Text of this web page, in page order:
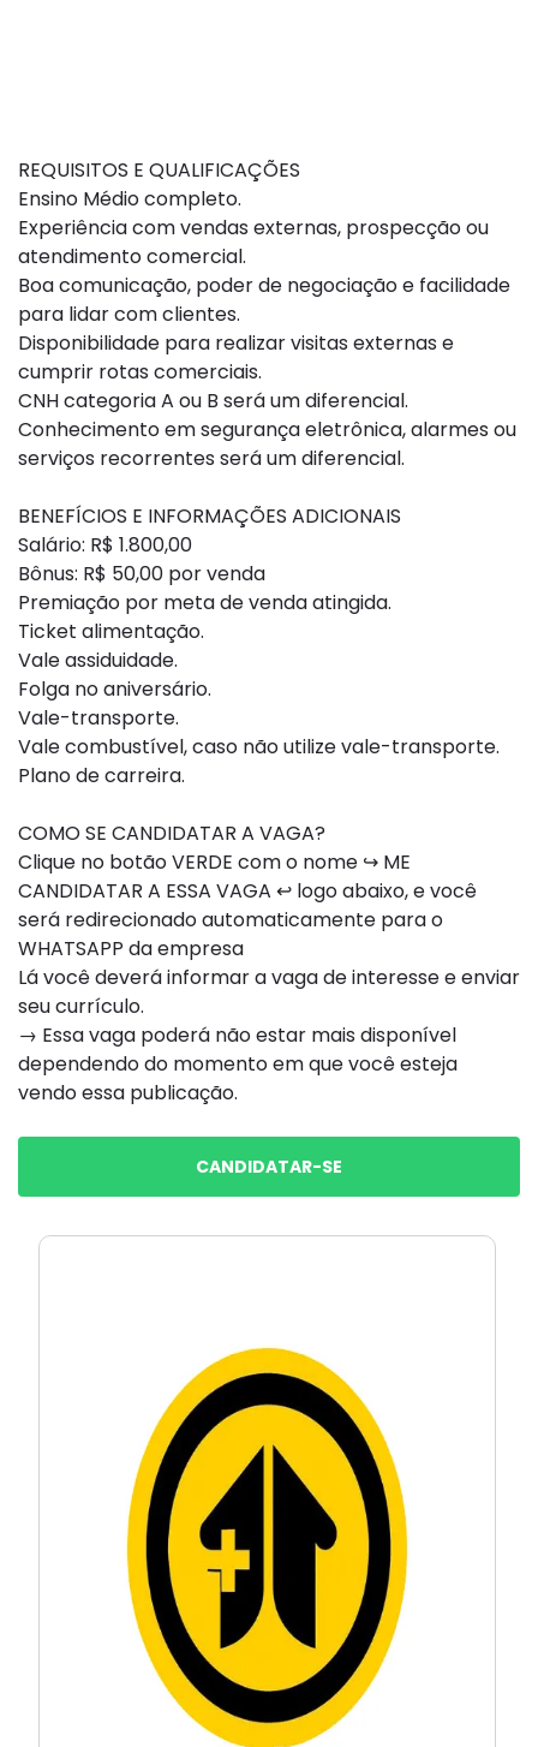
REQUISITOS E QUALIFICAÇÕES
Ensino Médio completo.
Experiência com vendas externas, prospecção ou
atendimento comercial.
Boa comunicação, poder de negociação e facilidade
para lidar com clientes.
Disponibilidade para realizar visitas externas e
cumprir rotas comerciais.
CNH categoria A ou B será um diferencial.
Conhecimento em segurança eletrônica, alarmes ou
serviços recorrentes será um diferencial.
BENEFÍCIOS E INFORMAÇÕES ADICIONAIS
Salário: R$ 1.800,00
Bônus: R$ 50,00 por venda
Premiação por meta de venda atingida.
Ticket alimentação.
Vale assiduidade.
Folga no aniversário.
Vale-transporte.
Vale combustível, caso não utilize vale-transporte.
Plano de carreira.
COMO SE CANDIDATAR A VAGA?
Clique no botão VERDE com o nome ↪ ME
CANDIDATAR A ESSA VAGA ↩ logo abaixo, e você
será redirecionado automaticamente para o
WHATSAPP da empresa
Lá você deverá informar a vaga de interesse e enviar
seu currículo.
→ Essa vaga poderá não estar mais disponível
dependendo do momento em que você esteja
vendo essa publicação.
CANDIDATAR-SE